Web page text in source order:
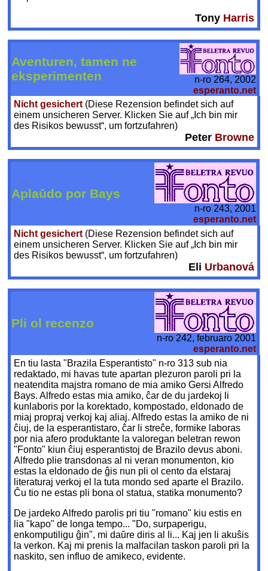
Tony Harris
Aventuren, tamen ne
eksperimenten
n-ro 264, 2002
esperanto.net
Nicht gesichert(Diese Rezension befindet sich auf
einem unsicheren Server. Klicken Sie auf „Ich bin mir
des Risikos bewusst“, um fortzufahren)
Peter Browne
Aplaŭdo por Bays
n-ro 243, 2001
esperanto.net
Nicht gesichert(Diese Rezension befindet sich auf
einem unsicheren Server. Klicken Sie auf „Ich bin mir
des Risikos bewusst“, um fortzufahren)
Eli Urbanová
Pli ol recenzo
n-ro 242, februaro 2001
esperanto.net
En tiu lasta "Brazila Esperantisto" n-ro 313 sub nia
redaktado, mi havas tute apartan plezuron paroli pri la
neatendita majstra romano de mia amiko Gersi Alfredo
Bays. Alfredo estas mia amiko, ĉar de du jardekoj li
kunlaboris por la korektado, kompostado, eldonado de
miaj propraj verkoj kaj aliaj. Alfredo estas la amiko de ni
ĉiuj, de la esperantistaro, ĉar li streĉe, formike laboras
por nia afero produktante la valoregan beletran rewon
"Fonto" kiun ĉiuj esperantistoj de Brazilo devus aboni.
Alfredo plie transdonas al ni veran monumenton, kio
estas la eldonado de ĝis nun pli ol cento da elstaraj
literaturaj verkoj el la tuta mondo sed aparte el Brazilo.
Ĉu tio ne estas pli bona ol statua, statika monumento?
De jardeko Alfredo parolis pri tiu "romano" kiu estis en
lia "kapo" de longa tempo... "Do, surpaperigu,
enkomputiligu ĝin", mi daŭre diris al li... Kaj jen li akuŝis
la verkon. Kaj mi prenis la malfacilan taskon paroli pri la
naskito, sen influo de amikeco, evidente.